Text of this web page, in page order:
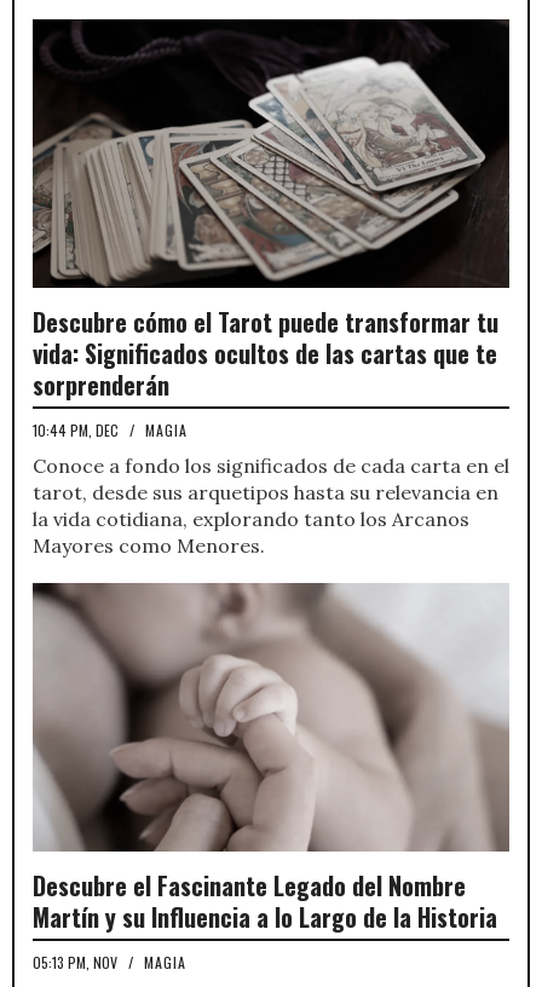
Descubre cómo el Tarot puede transformar tu
vida: Significados ocultos de las cartas que te
sorprenderán
10:44 PM, DEC / MAGIA
Conoce a fondo los significados de cada carta en el
tarot, desde sus arquetipos hasta su relevancia en
la vida cotidiana, explorando tanto los Arcanos
Mayores como Menores.
Descubre el Fascinante Legado del Nombre
Martín y su Influencia a lo Largo de la Historia
05:13 PM, NOV / MAGIA